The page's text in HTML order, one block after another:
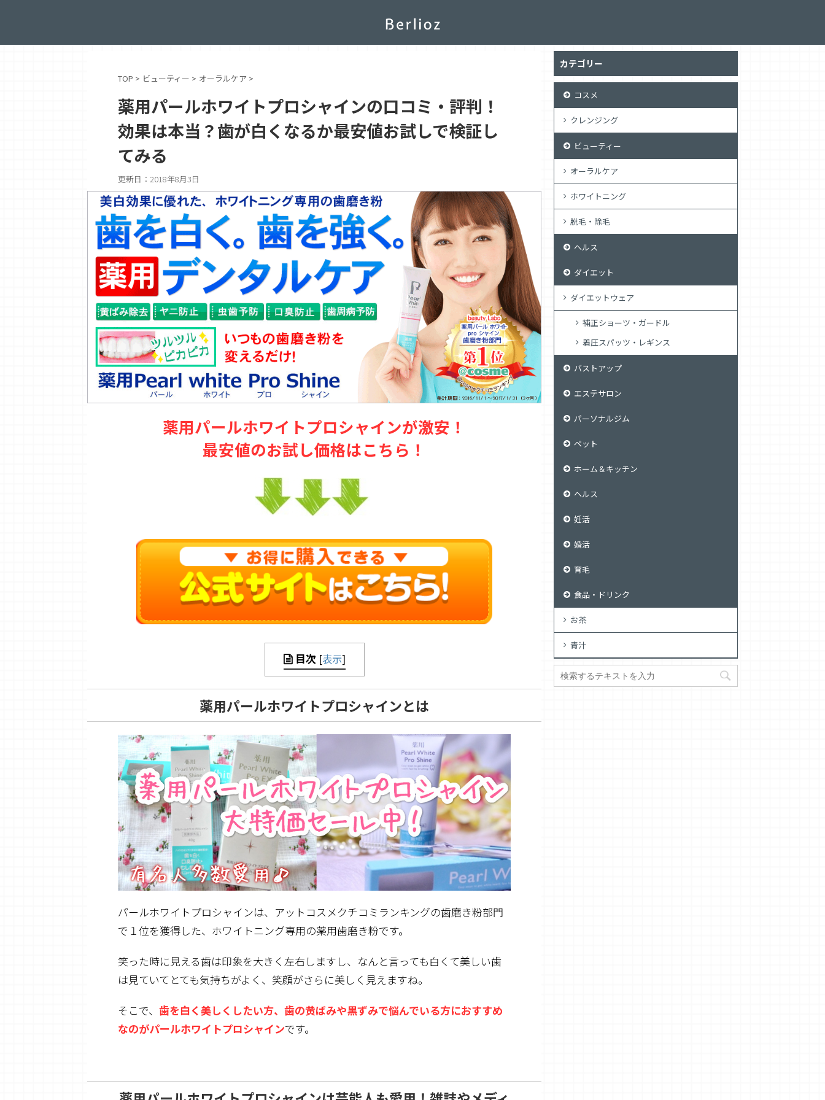
TOP > ビューティー > オーラルケア >
薬用パールホワイトプロシャインの口コミ・評判！
効果は本当？歯が白くなるか最安値お試しで検証し
てみる
更新日： 2018年8月3日
薬用パールホワイトプロシャインが激安！
最安値のお試し価格はこちら！
目次 [表示]
薬用パールホワイトプロシャインとは
パールホワイトプロシャインは、 アットコスメクチコミランキングの歯磨き粉部門
で１位を獲得した、 ホワイトニング専用の薬用歯磨き粉です。
笑った時に見える歯は印象を大きく左右しますし、なんと言っても白くて美しい歯
は見ていてとても気持ちがよく、笑顔がさらに美しく見えますね。
そこで、 歯を白く美しくしたい方、歯の黄ばみや黒ずみで悩んでいる方におすすめ
なのがパールホワイトプロシャインです。
カテゴリー
コスメ
クレンジング
ビューティー
オーラルケア
ホワイトニング
脱毛・除毛
ヘルス
ダイエット
ダイエットウェア
補正ショーツ・ガードル
着圧スパッツ・レギンス
バストアップ
エステサロン
パーソナルジム
ペット
ホーム＆キッチン
ヘルス
妊活
婚活
育毛
食品・ドリンク
お茶
青汁